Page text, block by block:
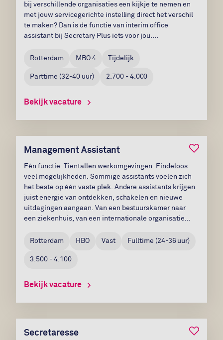
bij verschillende organisaties een kijkje te nemen en
met jouw servicegerichte instelling direct het verschil
te maken? Dan is de functie van interim office
assistant bij Secretary Plus iets voor jou....
Rotterdam MBO 4 Tijdelijk
Parttime (32-40uur) 2.700 - 4.000
Bekijk vacature
Management Assistant
Eén functie. Tientallen werkomgevingen. Eindeloos
veel mogelijkheden. Sommige assistants voelen zich
het beste op één vaste plek. Andere assistants krijgen
juist energie van ontdekken, schakelen en nieuwe
uitdagingen aangaan. Van een bestuurskamer naar
een ziekenhuis, van een internationale organisatie
structuur, overzicht en rust....
Rotterdam HBO Vast Fulltime (24-36uur)
3.500 - 4.100
Bewaar
Bekijk vacature
Secretaresse Bewaar